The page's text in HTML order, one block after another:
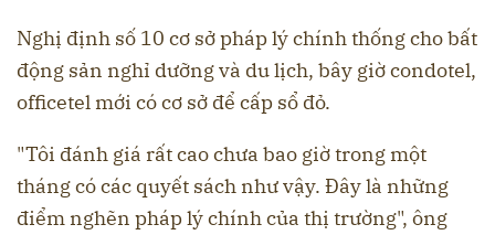
Nghị định số 10 cơ sở pháp lý chính thống cho bất
động sản nghỉ dưỡng và du lịch, bây giờ condotel,
officetel mới có cơ sở để cấp sổ đỏ.
"Tôi đánh giá rất cao chưa bao giờ trong một
tháng có các quyết sách như vậy. Đây là những
điểm nghẽn pháp lý chính của thị trường", ông